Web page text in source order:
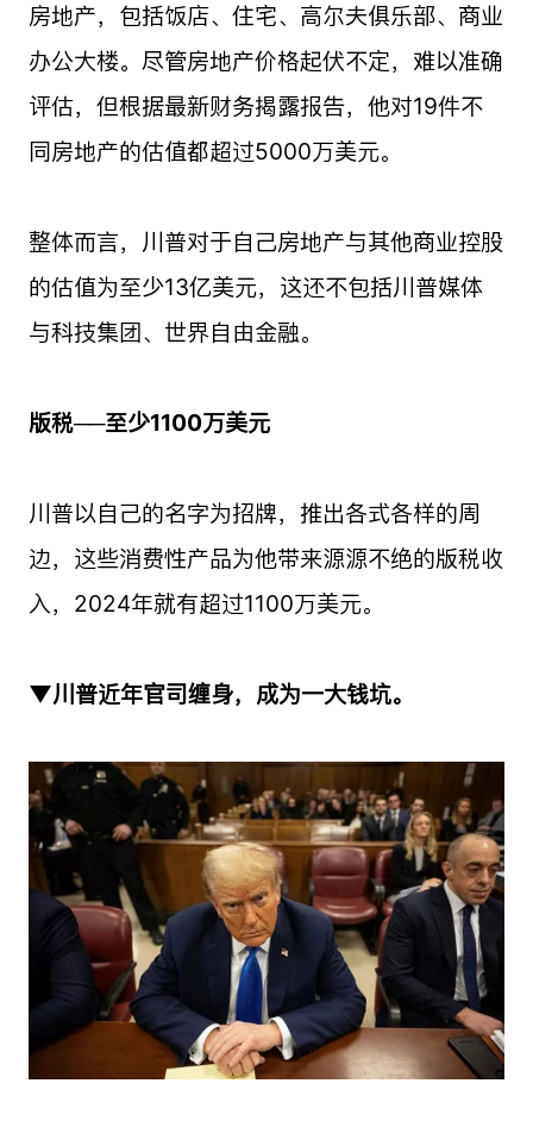
房地产，包括饭店、住宅、高尔夫俱乐部、商业
办公大楼。尽管房地产价格起伏不定，难以准确
评估，但根据最新财务揭露报告，他对19件不
同房地产的估值都超过5000万美元。
整体而言，川普对于自己房地产与其他商业控股
的估值为至少13亿美元，这还不包括川普媒体
与科技集团、世界自由金融。
版税──至少1100万美元
川普以自己的名字为招牌，推出各式各样的周
边，这些消费性产品为他带来源源不绝的版税收
入，2024年就有超过1100万美元。
▼川普近年官司缠身，成为一大钱坑。